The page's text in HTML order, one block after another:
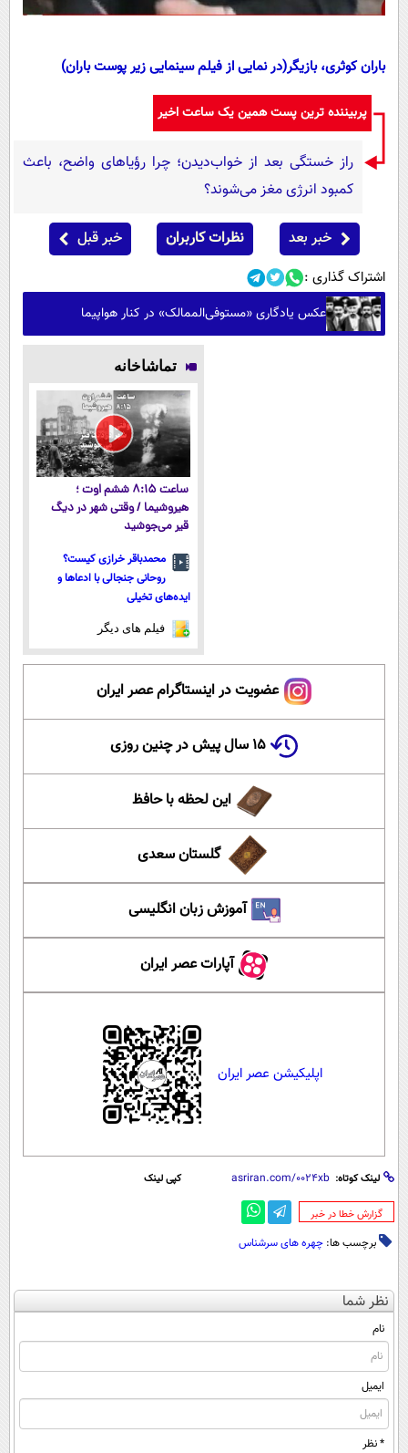
باران کوثری، بازیگر(در نمایی از فیلم سینمایی زیر پوست باران)
پربیننده ترین پست همین یک ساعت اخیر
راز خستگی بعد از خواب‌دیدن؛ چرا رؤیاهای واضح، باعث
کمبود انرژی مغز می‌شوند؟
خبر بعد نظرات کاربران خبر قبل
اشتراک گذاری :
عکس یادگاری «مستوفی‌الممالک» در کنار هواپیما
تماشاخانه
ساعت ۸:۱۵ ششم اوت ؛
هیروشیما / وقتی شهر در دیگ
قیر می‌جوشید
محمدباقر خرازی کیست؟
روحانی جنجالی با ادعاها و
ایده‌های تخیلی
فیلم های دیگر
عضویت در اینستاگرام عصر ایران
۱۵ سال پیش در چنین روزی
این لحظه با حافظ
گلستان سعدی
آموزش زبان انگلیسی
آپارات عصر ایران
اپلیکیشن عصر ایران
لینک کوتاه: کپی لینک
‌گزارش خطا در خبر
برچسب ها: چهره های سرشناس
نظر شما
نام
ایمیل
* نظر